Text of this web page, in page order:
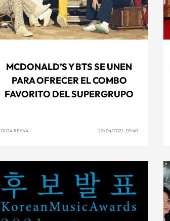
MCDONALD’S Y BTS SE UNEN
PARA OFRECER EL COMBO
FAVORITO DEL SUPERGRUPO
OLGA REYNA 20/04/2021 09:40